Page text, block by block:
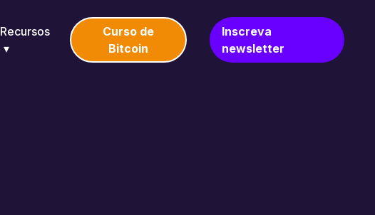
Recursos
Curso de
Bitcoin
Inscreva
newsletter